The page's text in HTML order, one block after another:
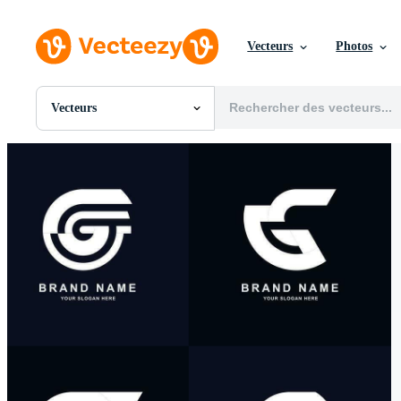
Vecteurs Photos
Vecteurs
Toutes Images
PSDs
SVGs
Modèles
Vecteurs
Vidéos
Images Éditoriales